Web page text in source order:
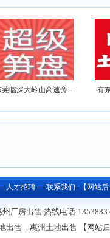
莞临深大岭山高速旁... 有
人才招聘— 联系我们-【网站后
厂房出售.热线电话
出售，惠州土地出售
【网站